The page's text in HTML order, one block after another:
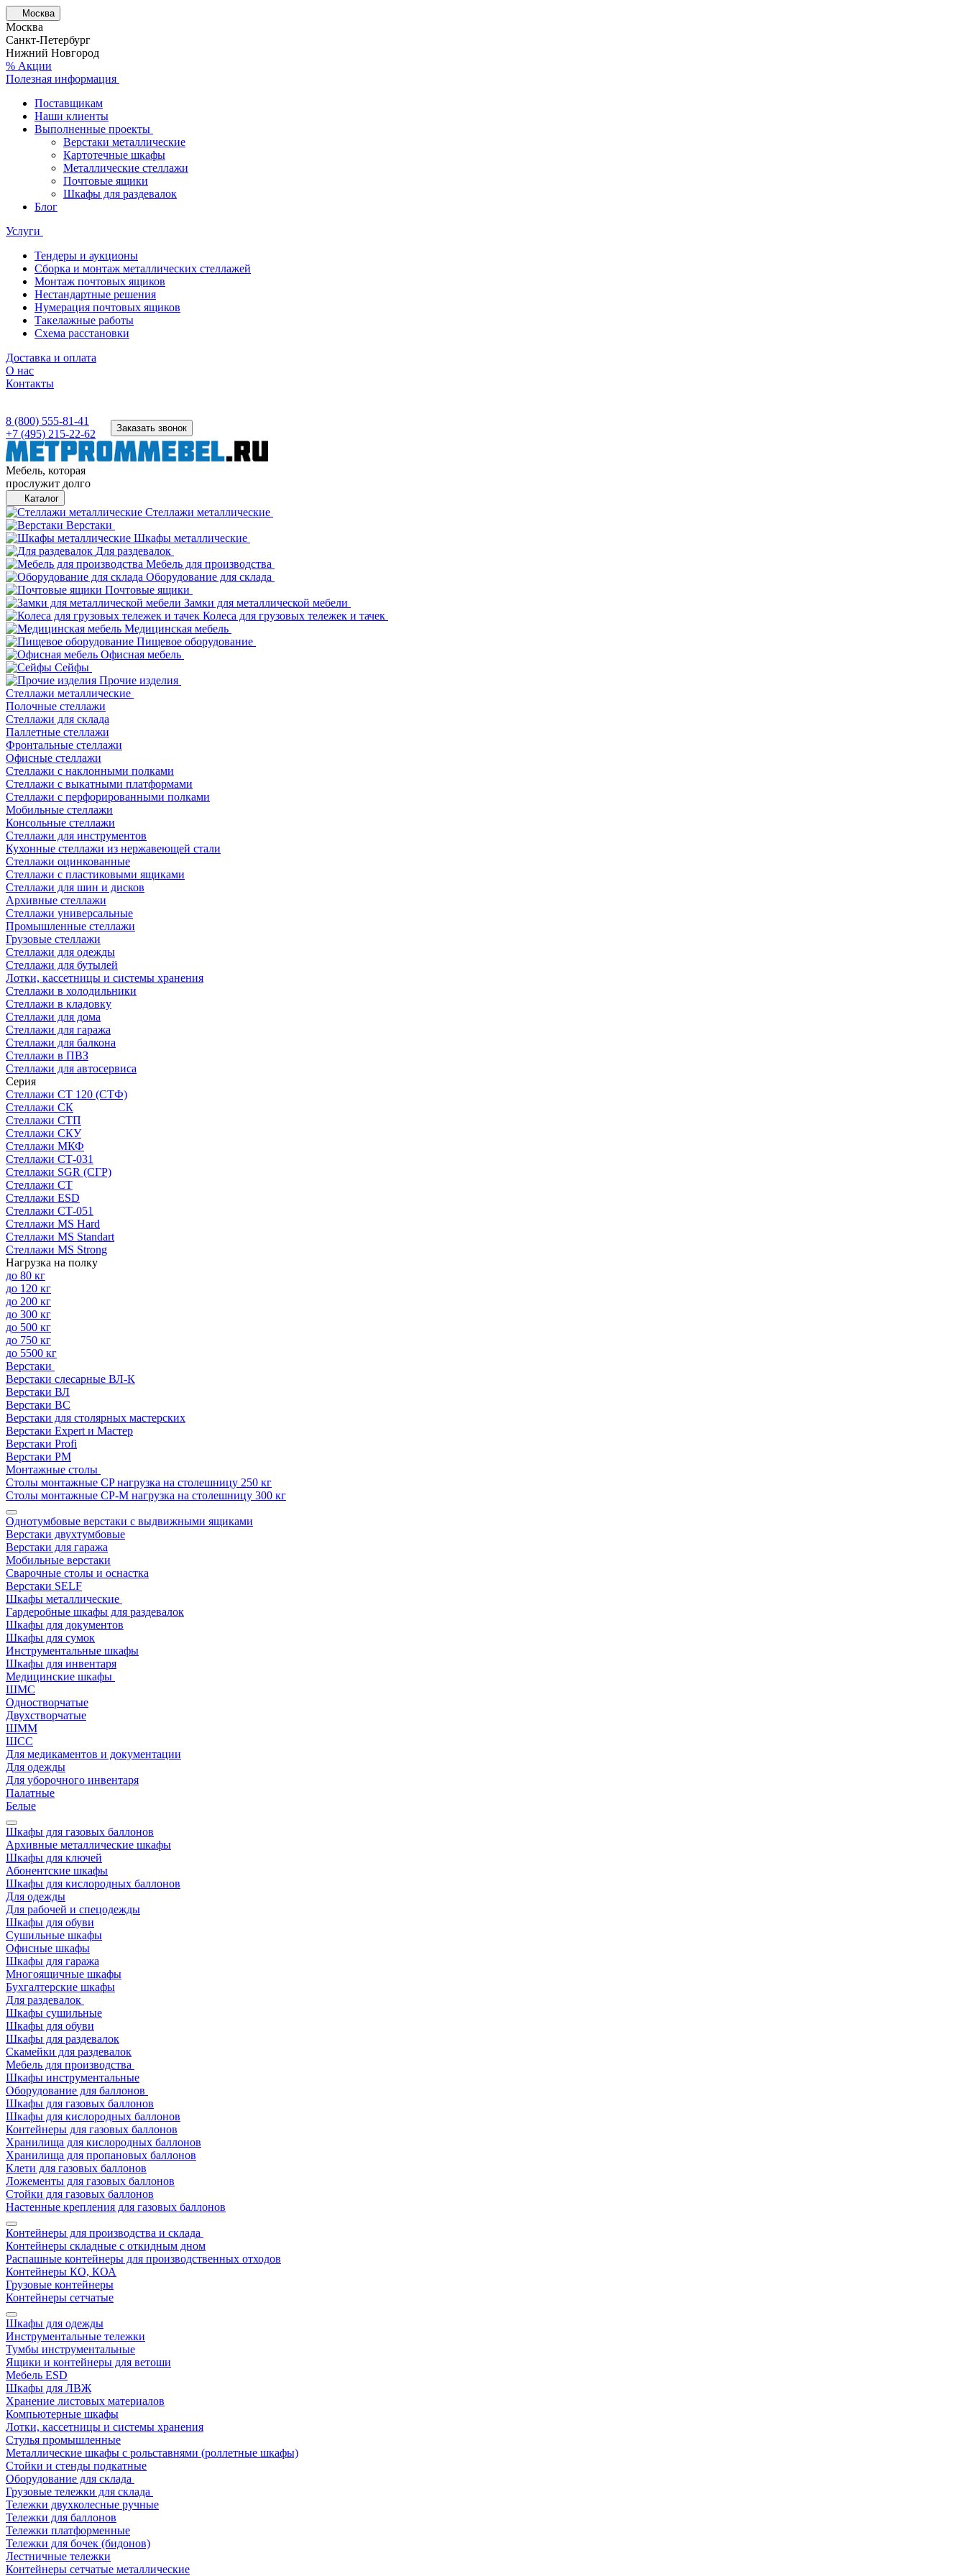
Москва
Москва
Санкт-Петербург
Нижний Новгород
% Акции
Полезная информация
Поставщикам
Наши клиенты
Выполненные проекты
Верстаки металлические
Картотечные шкафы
Металлические стеллажи
Почтовые ящики
Шкафы для раздевалок
Блог
Услуги
Тендеры и аукционы
Сборка и монтаж металлических стеллажей
Монтаж почтовых ящиков
Нестандартные решения
Нумерация почтовых ящиков
Такелажные работы
Схема расстановки
Доставка и оплата
О нас
Контакты
8 (800) 555-81-41
+7 (495) 215-22-62
Заказать звонок
Мебель, которая
прослужит долго
Каталог
Стеллажи металлические
Верстаки
Шкафы металлические
Для раздевалок
Мебель для производства
Оборудование для склада
Почтовые ящики
Замки для металлической мебели
Колеса для грузовых тележек и тачек
Медицинская мебель
Пищевое оборудование
Офисная мебель
Сейфы
Прочие изделия
Стеллажи металлические
Полочные стеллажи
Стеллажи для склада
Паллетные стеллажи
Фронтальные стеллажи
Офисные стеллажи
Стеллажи с наклонными полками
Стеллажи с выкатными платформами
Стеллажи с перфорированными полками
Мобильные стеллажи
Консольные стеллажи
Стеллажи для инструментов
Кухонные стеллажи из нержавеющей стали
Стеллажи оцинкованные
Стеллажи с пластиковыми ящиками
Стеллажи для шин и дисков
Архивные стеллажи
Стеллажи универсальные
Промышленные стеллажи
Грузовые стеллажи
Стеллажи для одежды
Стеллажи для бутылей
Лотки, кассетницы и системы хранения
Стеллажи в холодильники
Стеллажи в кладовку
Стеллажи для дома
Стеллажи для гаража
Стеллажи для балкона
Стеллажи в ПВЗ
Стеллажи для автосервиса
Серия
Стеллажи СТ 120 (СТФ)
Стеллажи СК
Стеллажи СТП
Стеллажи СКУ
Стеллажи МКФ
Стеллажи СТ-031
Стеллажи SGR (СГР)
Стеллажи СТ
Стеллажи ESD
Стеллажи СТ-051
Стеллажи MS Hard
Стеллажи MS Standart
Стеллажи MS Strong
Нагрузка на полку
до 80 кг
до 120 кг
до 200 кг
до 300 кг
до 500 кг
до 750 кг
до 5500 кг
Верстаки
Верстаки слесарные ВЛ-К
Верстаки ВЛ
Верстаки ВС
Верстаки для столярных мастерских
Верстаки Expert и Мастер
Верстаки Profi
Верстаки РМ
Монтажные столы
Столы монтажные СP нагрузка на столешницу 250 кг
Столы монтажные СР-М нагрузка на столешницу 300 кг
Однотумбовые верстаки с выдвижными ящиками
Верстаки двухтумбовые
Верстаки для гаража
Мобильные верстаки
Сварочные столы и оснастка
Верстаки SELF
Шкафы металлические
Гардеробные шкафы для раздевалок
Шкафы для документов
Шкафы для сумок
Инструментальные шкафы
Шкафы для инвентаря
Медицинские шкафы
ШМС
Одностворчатые
Двухстворчатые
ШММ
ШСС
Для медикаментов и документации
Для одежды
Для уборочного инвентаря
Палатные
Белые
Шкафы для газовых баллонов
Архивные металлические шкафы
Шкафы для ключей
Абонентские шкафы
Шкафы для кислородных баллонов
Для одежды
Для рабочей и спецодежды
Шкафы для обуви
Сушильные шкафы
Офисные шкафы
Шкафы для гаража
Многоящичные шкафы
Бухгалтерские шкафы
Для раздевалок
Шкафы сушильные
Шкафы для обуви
Шкафы для раздевалок
Скамейки для раздевалок
Мебель для производства
Шкафы инструментальные
Оборудование для баллонов
Шкафы для газовых баллонов
Шкафы для кислородных баллонов
Контейнеры для газовых баллонов
Хранилища для кислородных баллонов
Хранилища для пропановых баллонов
Клети для газовых баллонов
Ложементы для газовых баллонов
Стойки для газовых баллонов
Настенные крепления для газовых баллонов
Контейнеры для производства и склада
Контейнеры складные с откидным дном
Распашные контейнеры для производственных отходов
Контейнеры КО, КОА
Грузовые контейнеры
Контейнеры сетчатые
Шкафы для одежды
Инструментальные тележки
Тумбы инструментальные
Ящики и контейнеры для ветоши
Мебель ESD
Шкафы для ЛВЖ
Хранение листовых материалов
Компьютерные шкафы
Лотки, кассетницы и системы хранения
Стулья промышленные
Металлические шкафы с рольставнями (роллетные шкафы)
Стойки и стенды подкатные
Оборудование для склада
Грузовые тележки для склада
Тележки двухколесные ручные
Тележки для баллонов
Тележки платформенные
Тележки для бочек (бидонов)
Лестничные тележки
Контейнеры сетчатые металлические